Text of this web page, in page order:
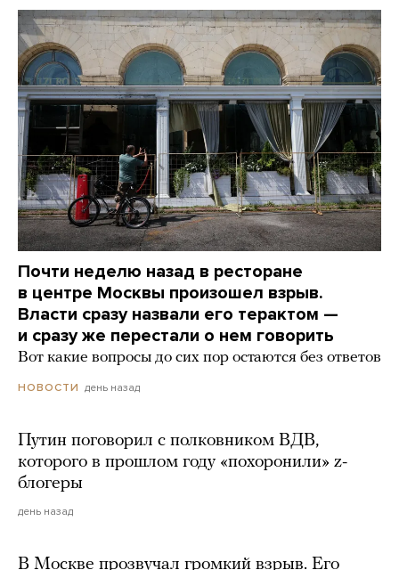
Почти неделю назад в ресторане
в центре Москвы произошел взрыв.
Власти сразу назвали его терактом —
и сразу же перестали о нем говорить
Вот какие вопросы до сих пор остаются без ответов
НОВОСТИ день назад
Путин поговорил с полковником ВДВ,
которого в прошлом году «похоронили» z-
блогеры
день назад
В Москве прозвучал громкий взрыв. Его